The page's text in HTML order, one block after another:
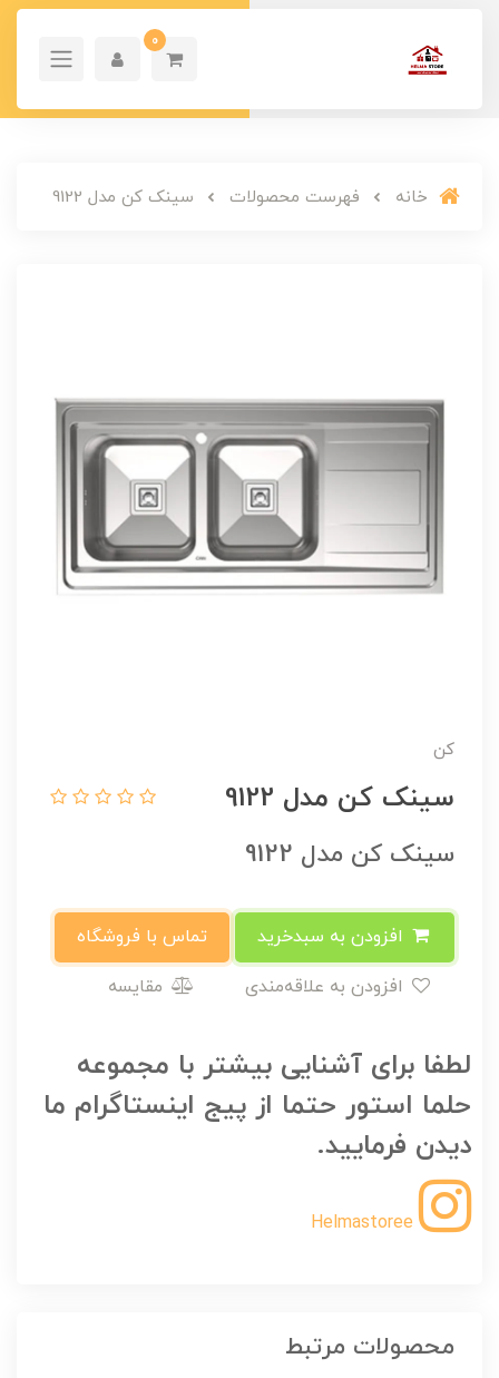
0
خانه فهرست محصولات سینک کن مدل 9122
کن
سینک کن مدل 9122
سینک کن مدل 9122
تماس با فروشگاه
مقایسه
لطفا برای آشنایی بیشتر با مجموعه
حلما استور حتما از پیج اینستاگرام ما
دیدن فرمایید.
Helmastoree
محصولات مرتبط